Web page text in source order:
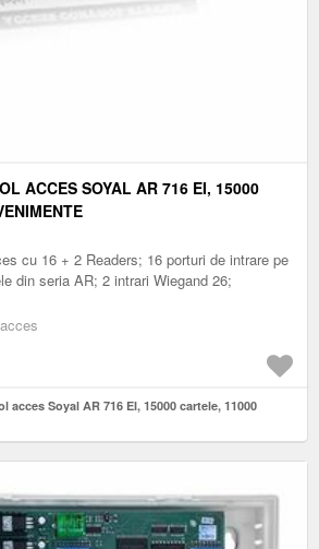
ACCES SOYAL AR 716 EI, 15000
cu 16 + 2 Readers; 16 porturi de intrare pe
din seria AR; 2 intrari Wiegand 26;
Soyal AR 716 EI, 15000 cartele, 11000